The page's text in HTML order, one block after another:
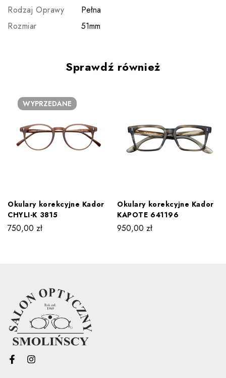
Rodzaj Oprawy
Pełna
Rozmiar
51mm
Sprawdź również
WYPRZEDANE
Okulary korekcyjne Kador
CHYLI-K 3815
750,00 zł
Okulary korekcyjne Kador
KAPOTE 641196
950,00 zł